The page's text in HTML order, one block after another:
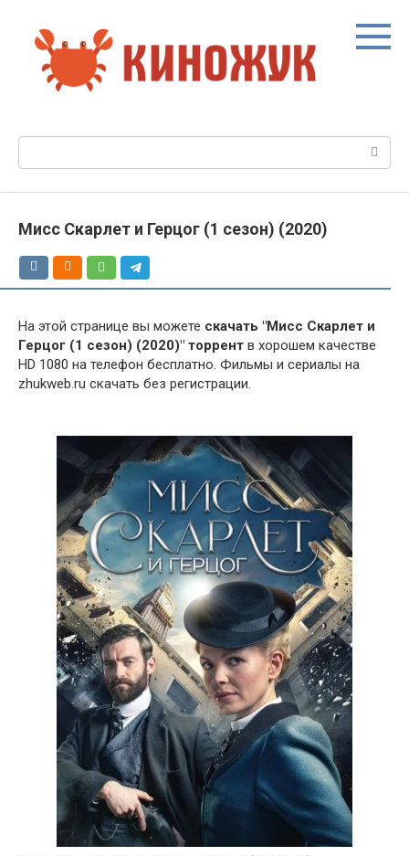
контенту
Мисс Скарлет и Герцог (1 сезон) (2020)
На этой странице вы можете скачать "Мисс Скарлет и
Герцог (1 сезон) (2020)" торрент в хорошем качестве
HD 1080 на телефон бесплатно. Фильмы и сериалы на
zhukweb.ru скачать без регистрации.